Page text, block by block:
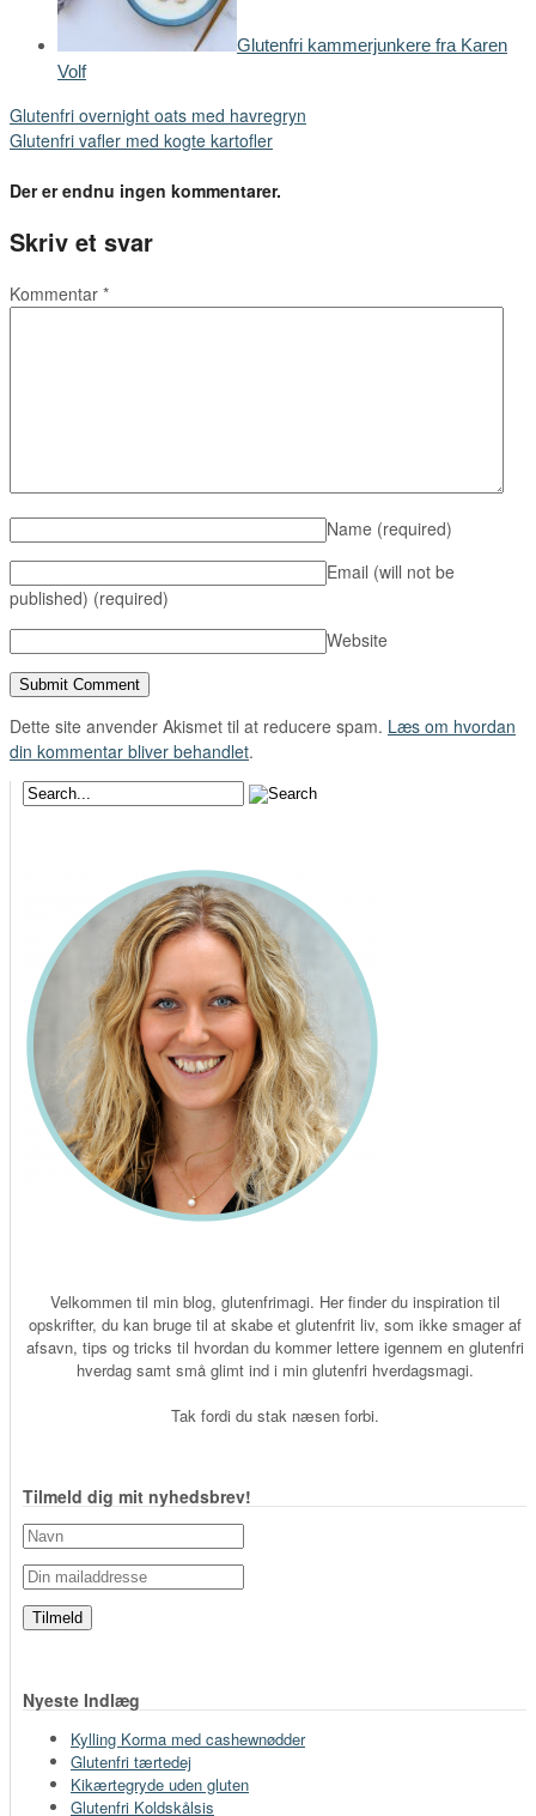
Glutenfri kammerjunkere fra Karen
Volf
Glutenfri overnight oats med havregryn
Glutenfri vafler med kogte kartofler
Der er endnu ingen kommentarer.
Skriv et svar
Kommentar *
Name (required)
Email (will not be
published) (required)
Website
Dette site anvender Akismet til at reducere spam. Læs om hvordan
din kommentar bliver behandlet.
Velkommen til min blog, glutenfrimagi. Her finder du inspiration til
opskrifter, du kan bruge til at skabe et glutenfrit liv, som ikke smager af
afsavn, tips og tricks til hvordan du kommer lettere igennem en glutenfri
hverdag samt små glimt ind i min glutenfri hverdagsmagi.
Tak fordi du stak næsen forbi.
Tilmeld dig mit nyhedsbrev!
Nyeste Indlæg
Kylling Korma med cashewnødder
Glutenfri tærtedej
Kikærtegryde uden gluten
Glutenfri Koldskålsis